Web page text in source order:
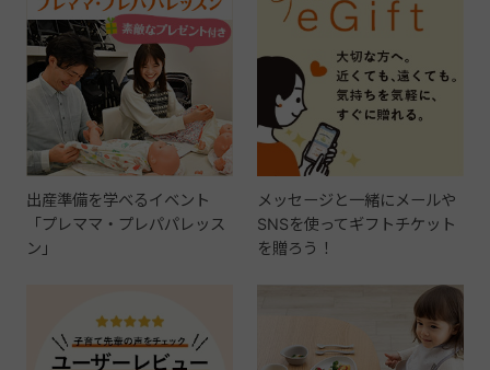
出産準備を学べるイベント
「プレママ・プレパパレッス
ン」
メッセージと一緒にメールや
SNSを使ってギフトチケット
を贈ろう！